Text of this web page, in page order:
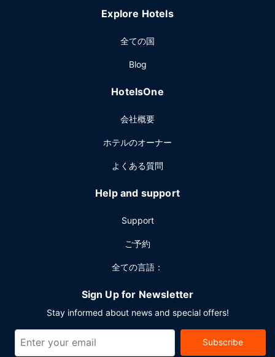
内にはセルフパーキング (無料) が備わっています。
Explore Hotels
全ての国
Blog
HotelsOne
会社概要
ホテルのオーナー
よくある質問
Help and support
Support
ご予約
全ての言語：
Sign Up for Newsletter
Stay informed about news and special offers!
Subscribe